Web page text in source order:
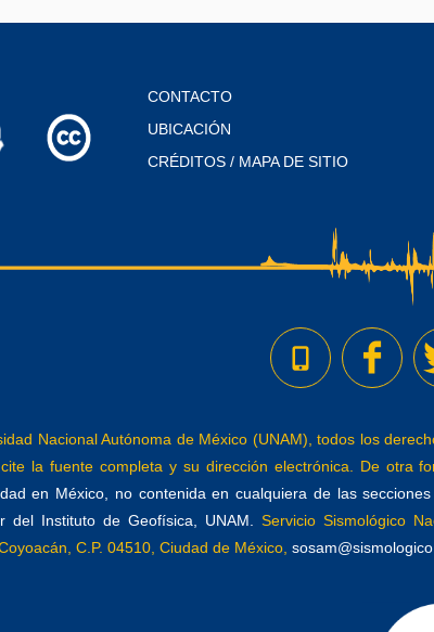
CONTACTO
UBICACIÓN
CRÉDITOS / MAPA DE SITIO
Nacional Autónoma de México (UNAM), todos los
la fuente completa y su dirección electrónica. De otra
en México, no contenida en cualquiera de las
del Instituto de Geofísica, UNAM.
Servicio Sismológico
C.P. 04510, Ciudad de México,